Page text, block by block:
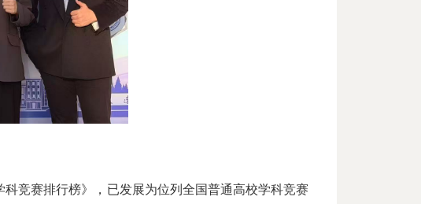
竞赛排行榜》，已发展为位列全国普通高校学科竞赛